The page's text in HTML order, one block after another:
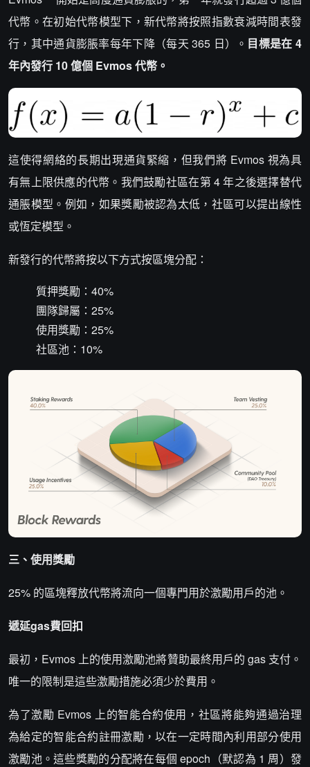
代幣。在初始代幣模型下，新代幣將按照指數衰減時間表發
行，其中通貨膨脹率每年下降（每天 365 日）。 目標是在 4
年內發行 10 億個 Evmos 代幣。
這使得網絡的長期出現通貨緊縮，但我們將 Evmos 視為具
有無上限供應的代幣。我們鼓勵社區在第 4 年之後選擇替代
通脹模型。例如，如果獎勵被認為太低，社區可以提出線性
或恆定模型。
新發行的代幣將按以下方式按區塊分配：
質押獎勵：40%
團隊歸屬：25%
使用獎勵：25%
社區池：10%
三、使用獎勵
25% 的區塊釋放代幣將流向一個專門用於激勵用戶的池。
遞延gas費回扣
最初，Evmos 上的使用激勵池將贊助最終用戶的 gas 支付。
唯一的限制是這些激勵措施必須少於費用。
為了激勵 Evmos 上的智能合約使用，社區將能夠通過治理
為給定的智能合約註冊激勵，以在一定時間內利用部分使用
激勵池。這些獎勵的分配將在每個 epoch（默認為 1 周）發